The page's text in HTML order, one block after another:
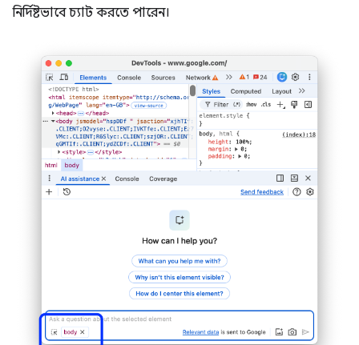
নির্দিষ্টভাবে চ্যাট করতে পারেন।